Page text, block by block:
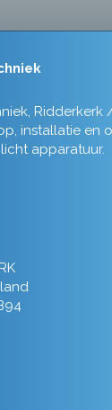
Ridderkerk
installatie en
apparatuur.